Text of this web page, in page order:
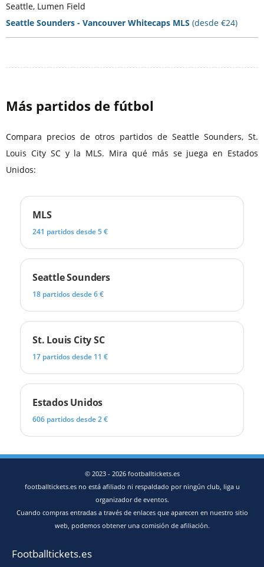
Seattle, Lumen Field
Seattle Sounders - Vancouver Whitecaps MLS (desde €24)
Más partidos de fútbol
Compara precios de otros partidos de Seattle Sounders, St.
Louis City SC y la MLS. Mira qué más se juega en Estados
Unidos:
MLS
241 partidos desde 5 €
Seattle Sounders
18 partidos desde 6 €
St. Louis City SC
17 partidos desde 11 €
Estados Unidos
606 partidos desde 2 €
© 2023 - 2026 footballtickets.es
footballtickets.es no está afiliado ni respaldado por ningún club, liga u
organizador de eventos.
Cuando compras entradas a través de enlaces que aparecen en nuestro sitio
web, podemos obtener una comisión de afiliación.
Footballtickets.es